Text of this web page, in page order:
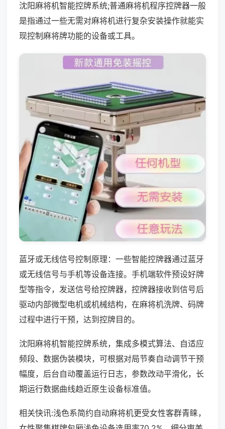
沈阳麻将机智能控牌系统;普通麻将机程序控牌器一般
是指通过一些无需对麻将机进行复杂安装操作就能实
现控制麻将牌功能的设备或工具。
蓝牙或无线信号控制原理：一些智能控牌器通过蓝牙
或无线信号与手机等设备连接。手机端软件预设好牌
型等指令，发送信号给控牌器，控牌器接收到信号后
驱动内部微型电机或机械结构，在麻将机洗牌、码牌
过程中进行干预，达到控牌目的。
沈阳麻将机智能控牌系统，集成多模式算法、自适应
频段、数据伪装模块，可根据对局节奏自动调节干预
幅度，后台自动覆盖运行日志，参数改动平滑化，长
期运行数据曲线趋近原生设备标准值。
相关快讯:浅色系简约自动麻将机更受女性客群青睐，